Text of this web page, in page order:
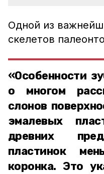
Одной из
скелетов
«Особенности
о многом
слонов
эмалевых
древних
пластинок
коронка. Это